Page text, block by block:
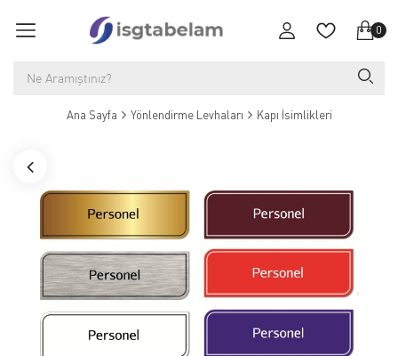
0
Ana Sayfa Yönlendirme Levhaları Kapı İsimlikleri